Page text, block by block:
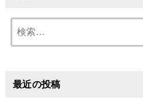
索:
最近の投稿